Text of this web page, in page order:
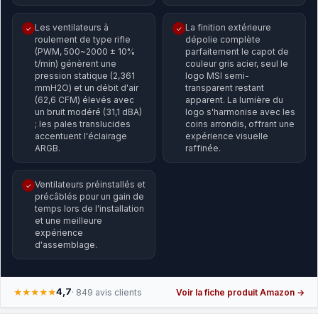
✓ Les ventilateurs à
roulement de type rifle
(PWM, 500~2000 ± 10%
t/min) génèrent une
pression statique (2,361
mmH2O) et un débit d'air
(62,6 CFM) élevés avec
un bruit modéré (31,1 dBA)
; les pales translucides
accentuent l'éclairage
ARGB.
✓ La finition extérieure
dépolie complète
parfaitement le capot de
couleur gris acier, seul le
logo MSI semi-
transparent restant
apparent. La lumière du
logo s'harmonise avec les
coins arrondis, offrant une
expérience visuelle
raffinée.
✓ Ventilateurs préinstallés et
précâblés pour un gain de
temps lors de l'installation
et une meilleure
expérience
d'assemblage.
★★★★★4,7· 849 avis clients Voir la fiche produit Amazon →